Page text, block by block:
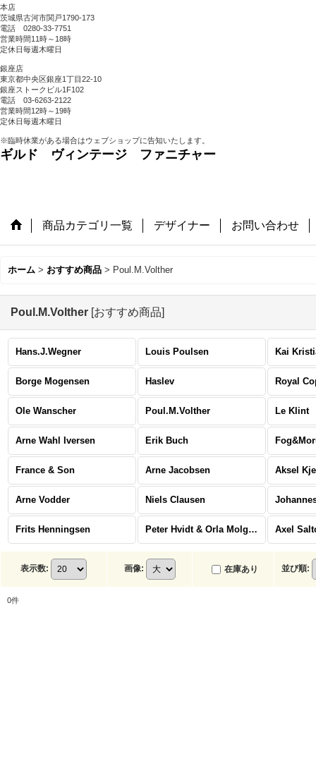
本店
茨城県古河市関戸1790-173
電話 0280-33-7751
営業時間11時～18時
定休日毎週木曜日
銀座店
東京都中央区銀座1丁目22-10
銀座ストークビル1F102
電話 03-6263-2122
営業時間12時～19時
定休日毎週木曜日
※臨時休業がある場合はウェブショップに告知いたします。
ギルド ヴィンテージ ファニチャー
商品カテゴリ一覧 デザイナー お問い合わせ
ホーム > おすすめ商品 > Poul.M.Volther
Poul.M.Volther [おすすめ商品]
Hans.J.Wegner Louis Poulsen Kai
Borge Mogensen Haslev Royal
Ole Wanscher Poul.M.Volther Le Klint
Arne Wahl Iversen Erik Buch
France & Son Arne Jacobsen Aksel
Arne Vodder Niels Clausen
Frits Henningsen Peter Hvidt & Orla Molgaard Nielsen Axel
表示数: 画像: 在庫あり 並び順:
0件